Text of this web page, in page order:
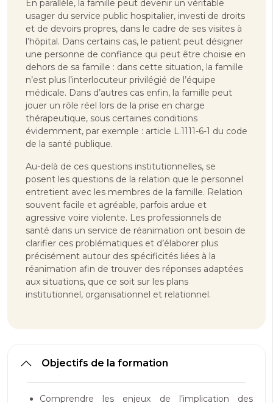
En parallèle, la famille peut devenir un véritable
usager du service public hospitalier, investi de droits
et de devoirs propres, dans le cadre de ses visites à
l’hôpital. Dans certains cas, le patient peut désigner
une personne de confiance qui peut être choisie en
dehors de sa famille : dans cette situation, la famille
n’est plus l’interlocuteur privilégié de l’équipe
médicale. Dans d’autres cas enfin, la famille peut
jouer un rôle réel lors de la prise en charge
thérapeutique, sous certaines conditions
évidemment, par exemple : article L.1111-6-1 du code
de la santé publique.
Au-delà de ces questions institutionnelles, se
posent les questions de la relation que le personnel
entretient avec les membres de la famille. Relation
souvent facile et agréable, parfois ardue et
agressive voire violente. Les professionnels de
santé dans un service de réanimation ont besoin de
clarifier ces problématiques et d’élaborer plus
précisément autour des spécificités liées à la
réanimation afin de trouver des réponses adaptées
aux situations, que ce soit sur les plans
institutionnel, organisationnel et relationnel.
Objectifs de la formation
Comprendre les enjeux de l’implication des